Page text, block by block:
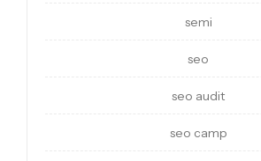
semi
seo
seo audit
seo camp